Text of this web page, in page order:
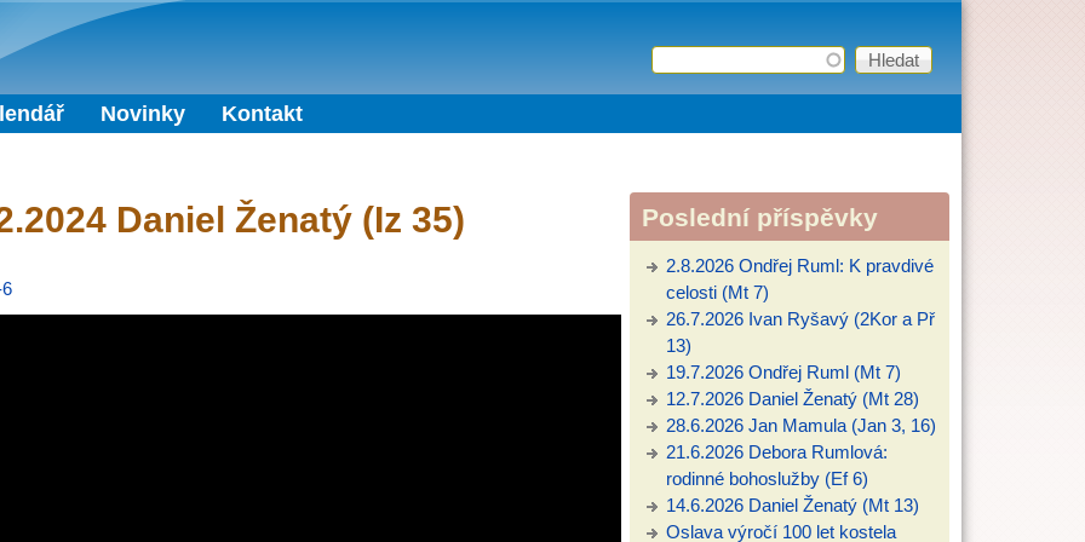
Vyhledávání
Hledat
Novinky Kontakt
Daniel Ženatý (Iz 35) Poslední příspěvky
2.8.2026 Ondřej Ruml: K pravdivé
celosti (Mt 7)
26.7.2026 Ivan Ryšavý (2Kor a Př
13)
19.7.2026 Ondřej Ruml (Mt 7)
12.7.2026 Daniel Ženatý (Mt 28)
28.6.2026 Jan Mamula (Jan 3, 16)
21.6.2026 Debora Rumlová:
rodinné bohoslužby (Ef 6)
14.6.2026 Daniel Ženatý (Mt 13)
Oslava výročí 100 let kostela